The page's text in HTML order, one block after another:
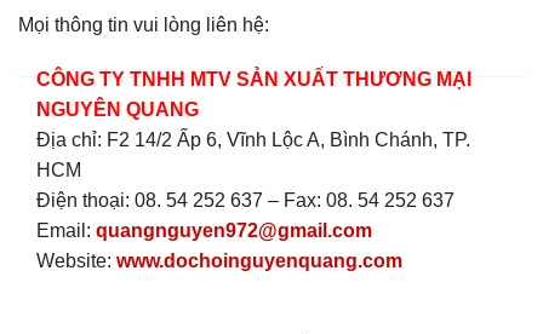
Mọi thông tin vui lòng liên hệ:
CÔNG TY TNHH MTV SẢN XUẤT THƯƠNG MẠI
NGUYÊN QUANG
Địa chỉ: F2 14/2 Ấp 6, Vĩnh Lộc A, Bình Chánh, TP.
HCM
Điện thoại: 08. 54 252 637 – Fax: 08. 54 252 637
Email: quangnguyen972@gmail.com
Website: www.dochoinguyenquang.com